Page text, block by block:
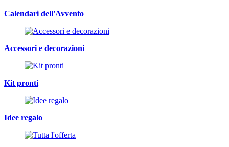
Calendari dell'Avvento
Accessori e decorazioni
Kit pronti
Idee regalo